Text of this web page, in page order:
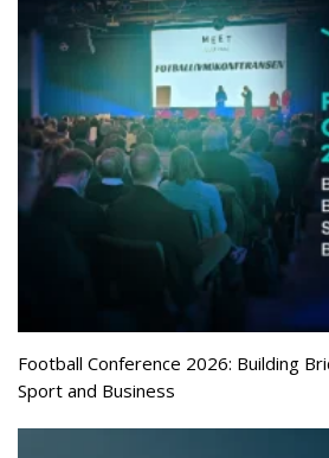
Football Conference 2026: Building
Sport and Business